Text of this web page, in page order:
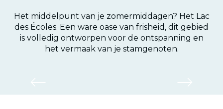
Het middelpunt van je zomermiddagen? Het Lac
des Écoles. Een ware oase van frisheid, dit gebied
is volledig ontworpen voor de ontspanning en
het vermaak van je stamgenoten.